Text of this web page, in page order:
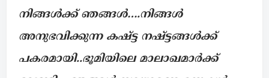
നിങ്ങൾക്ക് ഞങ്ങൾ….നിങ്ങൾ
അനുഭവിക്കുന്ന കഷ്ട്ട നഷ്ട്ടങ്ങൾക്ക്
പകരമായി..ഭൂമിയിലെ മാലാഖമാർക്ക്